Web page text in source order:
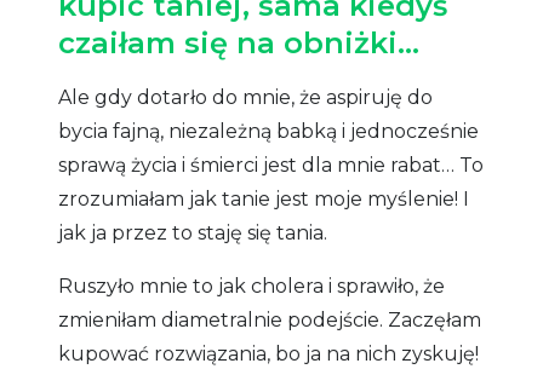
czaiłam się na obniżki…
Ale gdy dotarło do mnie, że aspiruję do
bycia fajną, niezależną babką i jednocześnie
sprawą życia i śmierci jest dla mnie rabat… To
zrozumiałam jak tanie jest moje myślenie! I
jak ja przez to staję się tania.
Ruszyło mnie to jak cholera i sprawiło, że
zmieniłam diametralnie podejście. Zaczęłam
kupować rozwiązania, bo ja na nich zyskuję!